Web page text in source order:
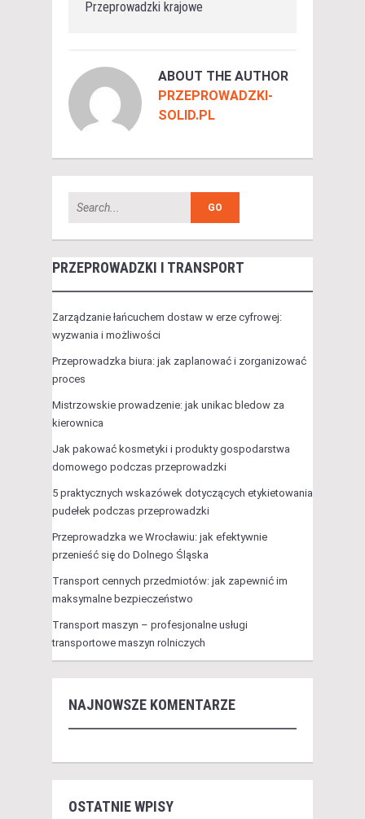
Przeprowadzki krajowe
ABOUT THE AUTHOR
PRZEPROWADZKI-
SOLID.PL
PRZEPROWADZKI I TRANSPORT
Zarządzanie łańcuchem dostaw w erze cyfrowej:
wyzwania i możliwości
Przeprowadzka biura: jak zaplanować i zorganizować
proces
Mistrzowskie prowadzenie: jak unikac bledow za
kierownica
Jak pakować kosmetyki i produkty gospodarstwa
domowego podczas przeprowadzki
5 praktycznych wskazówek dotyczących etykietowania
pudełek podczas przeprowadzki
Przeprowadzka we Wrocławiu: jak efektywnie
przenieść się do Dolnego Śląska
Transport cennych przedmiotów: jak zapewnić im
maksymalne bezpieczeństwo
Transport maszyn – profesjonalne usługi
transportowe maszyn rolniczych
NAJNOWSZE KOMENTARZE
OSTATNIE WPISY